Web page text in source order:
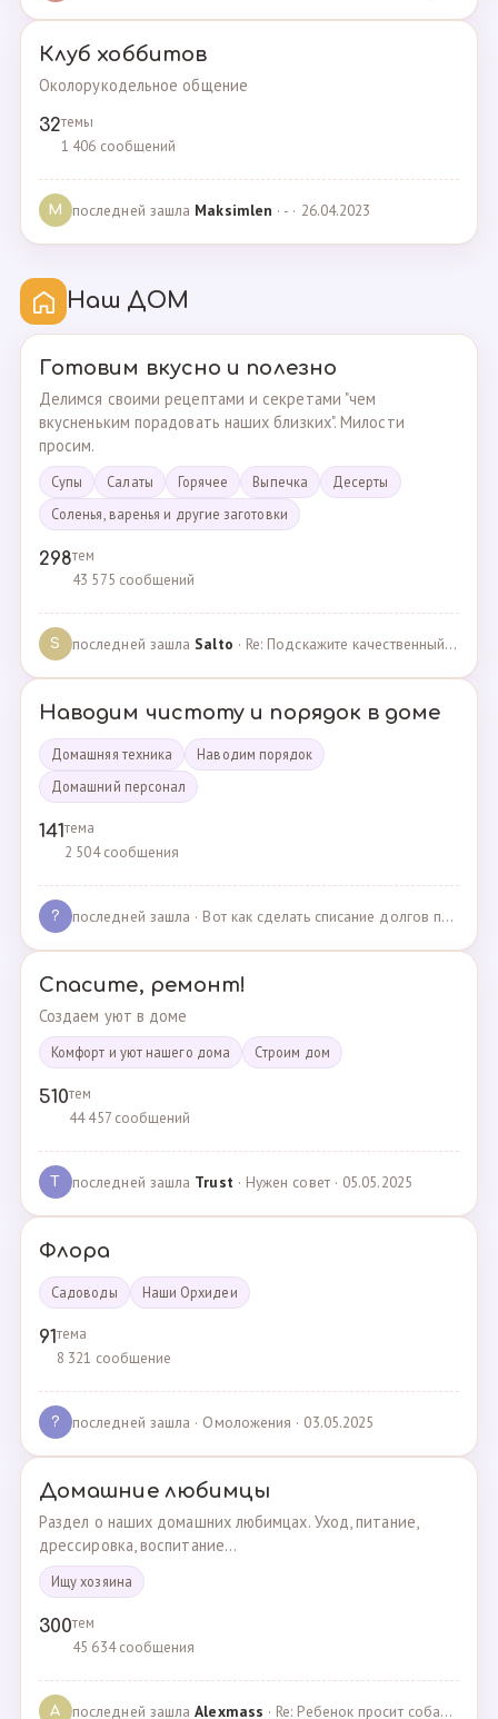
Клуб хоббитов
Околорукодельное общение
32темы
1 406 сообщений
M последней зашла Maksimlen · - · 26.04.2023
Наш ДОМ
Готовим вкусно и полезно
Делимся своими рецептами и секретами "чем
вкусненьким порадовать наших близких". Милости
просим.
Супы Cалаты Горячее Выпечка
Десерты
Соленья, варенья и другие заготовки
298тем
43 575 сообщений
S последней зашла Salto · Re: Подскажите качественный и крепкий капсульный ко… · 01.09.2024
Наводим чистоту и порядок в доме
Домашняя техника
Наводим порядок
Домашний персонал
141тема
2 504 сообщения
? последней зашла · Вот как сделать списание долгов по жкх? · 02.05.2025
Спасите, ремонт!
Создаем уют в доме
Комфорт и уют нашего дома Cтроим дом
510тем
44 457 сообщений
T последней зашла Trust · Нужен совет · 05.05.2025
Флора
Садоводы Наши Орхидеи
91тема
8 321 сообщение
? последней зашла · Омоложения · 03.05.2025
Домашние любимцы
Раздел о наших домашних любимцах. Уход, питание,
дрессировка, воспитание...
Ищу хозяина
300тем
45 634 сообщения
A последней зашлаAlexmass · Re: Ребенок просит собаку, посоветуйте какую породу… · 30.03.2025